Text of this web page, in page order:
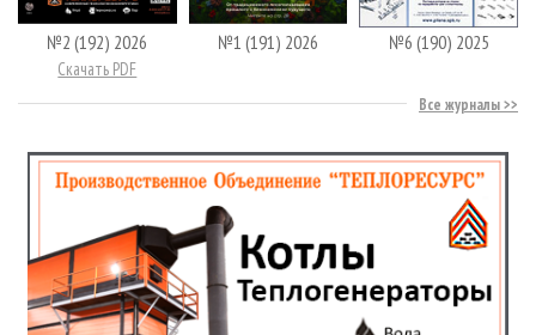
№2 (192) 2026
Скачать PDF
№1 (191) 2026 №6 (190) 2025
Все журналы